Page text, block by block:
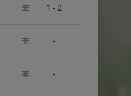
1 - 2
-
-